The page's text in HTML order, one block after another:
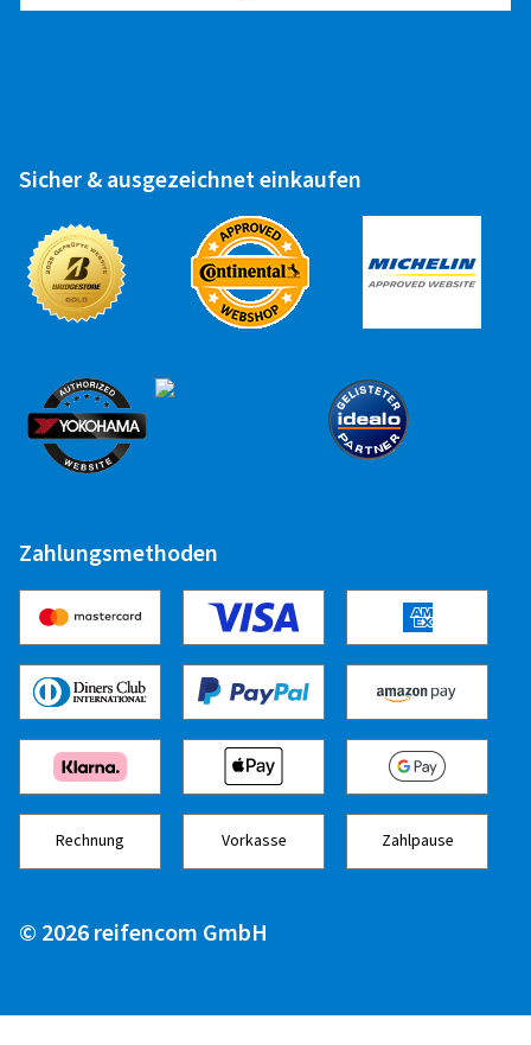
Sicher & ausgezeichnet einkaufen
Zahlungsmethoden
Rechnung Vorkasse Zahlpause
© 2026 reifencom GmbH